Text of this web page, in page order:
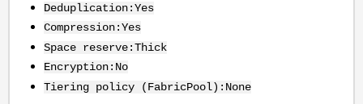
Deduplication:Yes
Compression:Yes
Space reserve:Thick
Encryption:No
Tiering policy (FabricPool):None